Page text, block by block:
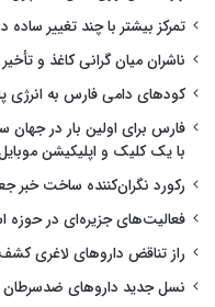
تمرکز بیشتر با چند تغییر ساده
ناشران میان گرانی کاغذ و
کودهای دامی فارس به انرژی
فارس برای اولین بار در جهان
با یک کلیک و اپلیکیشن
رکورد نگران‌کننده ساخت
فعالیت‌های جزیره‌ای در حوزه
راز تناقض داروهای لاغری
نسل جدید داروهای ضدسرطان